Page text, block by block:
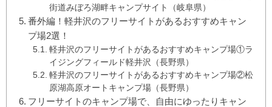
街道みぼろ湖畔キャンプサイト（岐阜県）
番外編！軽井沢のフリーサイトがあるおすすめキャン
プ場2選！
軽井沢のフリーサイトがあるおすすめキャンプ場①ラ
イジングフィールド軽井沢（長野県）
軽井沢のフリーサイトがあるおすすめキャンプ場②松
原湖高原オートキャンプ場（長野県）
フリーサイトのキャンプ場で、自由にゆったりキャン